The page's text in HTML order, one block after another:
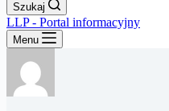
Szukaj
LLP - Portal informacyjny
Menu